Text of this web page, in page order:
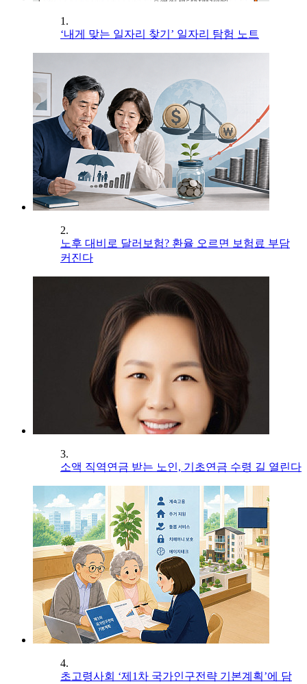
1.
‘내게 맞는 일자리 찾기’ 일자리 탐험 노트
2.
노후 대비로 달러보험? 환율 오르면 보험료 부담
커진다
3.
소액 직역연금 받는 노인, 기초연금 수령 길 열린다
4.
초고령사회 ‘제1차 국가인구전략 기본계획’에 담